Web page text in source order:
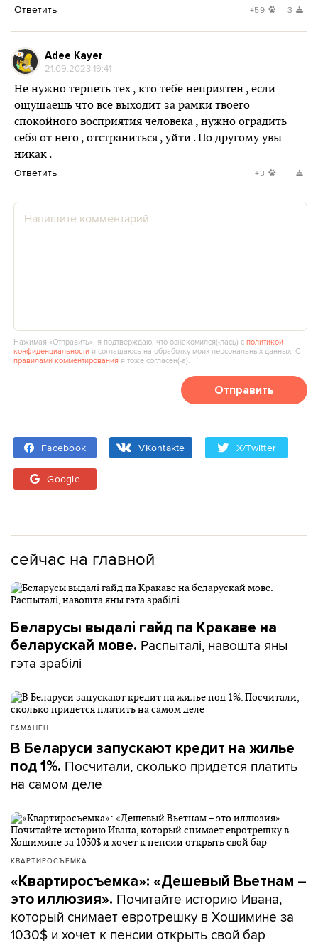
Ответить +59 -3
Adee Kayer
21.09.2023 19:41
Не нужно терпеть тех , кто тебе неприятен , если
ощущаешь что все выходит за рамки твоего
спокойного восприятия человека , нужно оградить
себя от него , отстраниться , уйти . По другому увы
никак .
Ответить +3
Нажимая «Отправить», я подтверждаю, что ознакомился(‑лась) сполитикой
конфиденциальности и соглашаюсь на обработку моих персональных данных. С
правилами комментирования я тоже согласен(‑а).
Отправить
Facebook VKontakte X/Twitter
Google
сейчас на главной
Беларусы выдалі гайд па Кракаве на
беларускай мове. Распыталі, навошта яны
гэта зрабілі
ГАМАНЕЦ
В Беларуси запускают кредит на жилье
под 1%. Посчитали, сколько придется платить
на самом деле
КВАРТИРОСЪЕМКА
«Квартиросъемка»: «Дешевый Вьетнам –
это иллюзия». Почитайте историю Ивана,
который снимает евротрешку в Хошимине за
1030$ и хочет к пенсии открыть свой бар